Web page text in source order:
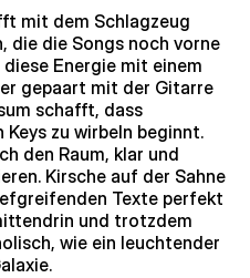
mit dem Schlagzeug
die die Songs noch vorne
Energie mit einem
gepaart mit der Gitarre
schafft, dass
zu wirbeln beginnt.
den Raum, klar und
Kirsche auf der Sahne
Texte perfekt
und trotzdem
wie ein leuchtender